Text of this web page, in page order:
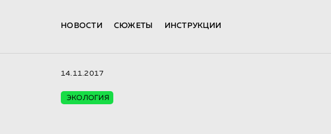
НОВОСТИ СЮЖЕТЫ ИНСТРУКЦИИ
14.11.2017
ЭКОЛОГИЯ